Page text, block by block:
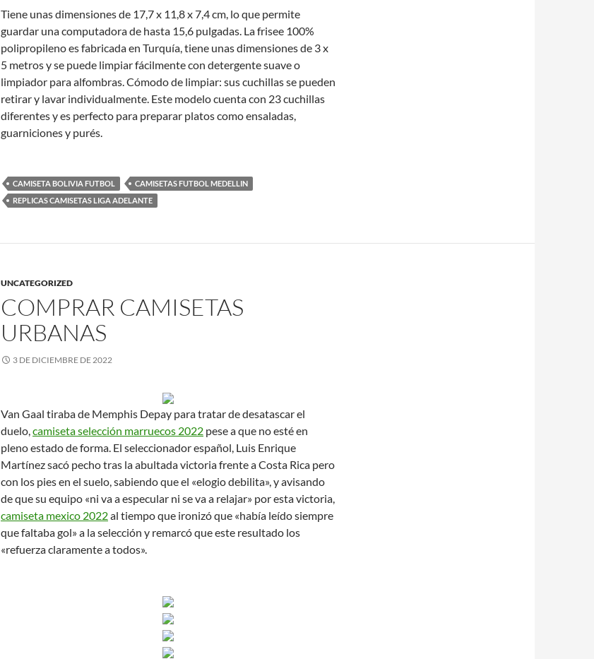
Tiene unas dimensiones de 17,7 x 11,8 x 7,4 cm, lo que permite
guardar una computadora de hasta 15,6 pulgadas. La frisee 100%
polipropileno es fabricada en Turquía, tiene unas dimensiones de 3 x
5 metros y se puede limpiar fácilmente con detergente suave o
limpiador para alfombras. Cómodo de limpiar: sus cuchillas se pueden
retirar y lavar individualmente. Este modelo cuenta con 23 cuchillas
diferentes y es perfecto para preparar platos como ensaladas,
guarniciones y purés.
CAMISETA BOLIVIA FUTBOL
CAMISETAS FUTBOL MEDELLIN
REPLICAS CAMISETAS LIGA ADELANTE
UNCATEGORIZED
COMPRAR CAMISETAS
URBANAS
3 DE DICIEMBRE DE 2022
Van Gaal tiraba de Memphis Depay para tratar de desatascar el
duelo,camiseta selección marruecos 2022 pese a que no esté en
pleno estado de forma. El seleccionador español, Luis Enrique
Martínez sacó pecho tras la abultada victoria frente a Costa Rica pero
con los pies en el suelo, sabiendo que el «elogio debilita», y avisando
de que su equipo «ni va a especular ni se va a relajar» por esta victoria,
camiseta mexico 2022al tiempo que ironizó que «había leído siempre
que faltaba gol» a la selección y remarcó que este resultado los
«refuerza claramente a todos».